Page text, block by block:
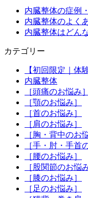
内臓整体の症例
内臓整体のよく
内臓整体はどん
カテゴリー
【初回限定｜体
内臓整体
［頭痛のお悩み］
［顎のお悩み］
［首のお悩み］
［肩のお悩み］
［胸・背中のお
［手・肘・手首
［腰のお悩み］
［股関節のお悩
［膝のお悩み］
［足のお悩み］